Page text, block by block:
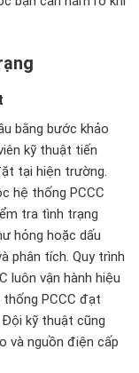
bằng bước khảo
kỹ thuật tiến
tại hiện trường.
hệ thống PCCC
tra tình trạng
hỏng hoặc dấu
phân tích. Quy trình
luôn vận hành hiệu
PCCC đạt
kỹ thuật cũng
và nguồn điện cấp